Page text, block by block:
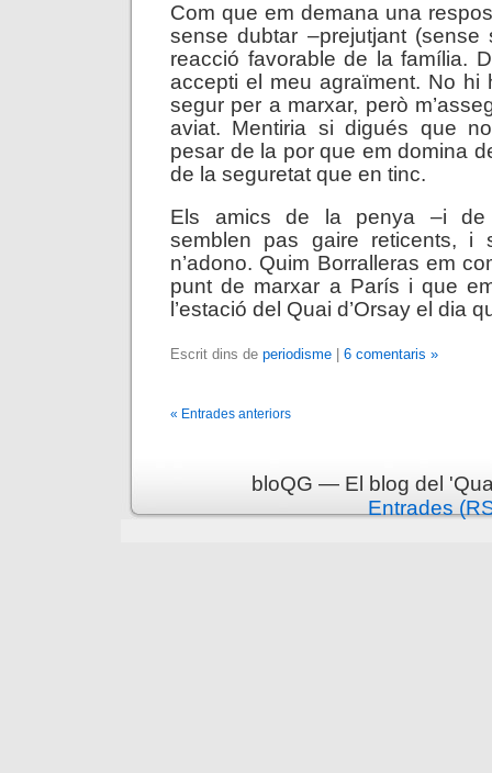
Com que em demana una
sense dubtar –prejutjant (sense
reacció favorable de la família.
accepti el meu agraïment. No hi
segur per a marxar, però
aviat. Mentiria si digués que
pesar de la por que em domina
de la seguretat que en tinc.
Els amics de la penya –i de
semblen pas gaire reticents,
n’adono. Quim Borralleras em
punt de marxar a París i que
l’estació del Quai d’Orsay el dia
Escrit dins de periodisme 6 comentaris »
« Entrades anteriors
bloQG — El blog del
Entrades